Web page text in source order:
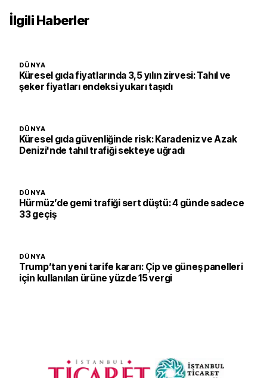
İlgili Haberler
DÜNYA
Küresel gıda fiyatlarında 3,5 yılın zirvesi: Tahıl ve
şeker fiyatları endeksi yukarı taşıdı
DÜNYA
Küresel gıda güvenliğinde risk: Karadeniz ve Azak
Denizi'nde tahıl trafiği sekteye uğradı
DÜNYA
Hürmüz’de gemi trafiği sert düştü: 4 günde sadece
33 geçiş
DÜNYA
Trump’tan yeni tarife kararı: Çip ve güneş panelleri
için kullanılan ürüne yüzde 15 vergi